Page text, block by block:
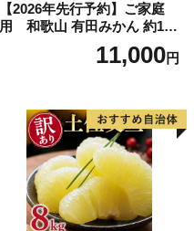
【2026年先行予約】ご家庭
用 和歌山 有田みかん 約10k
g (2L、3Lサイズ)【湯浅町】
11,000円